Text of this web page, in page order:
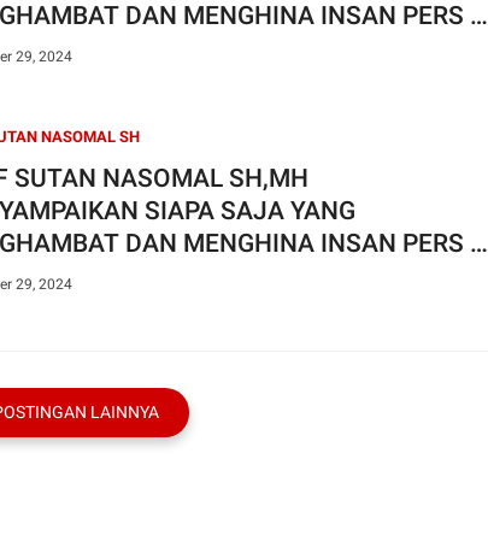
DAN MENGHINA INSAN PERS DI
BISA DI PIDANAKAN
29, 2024
NASOMAL SH
SUTAN NASOMAL SH,MH
SIAPA SAJA YANG
DAN MENGHINA INSAN PERS DI
BISA DI PIDANAKAN
29, 2024
LAINNYA